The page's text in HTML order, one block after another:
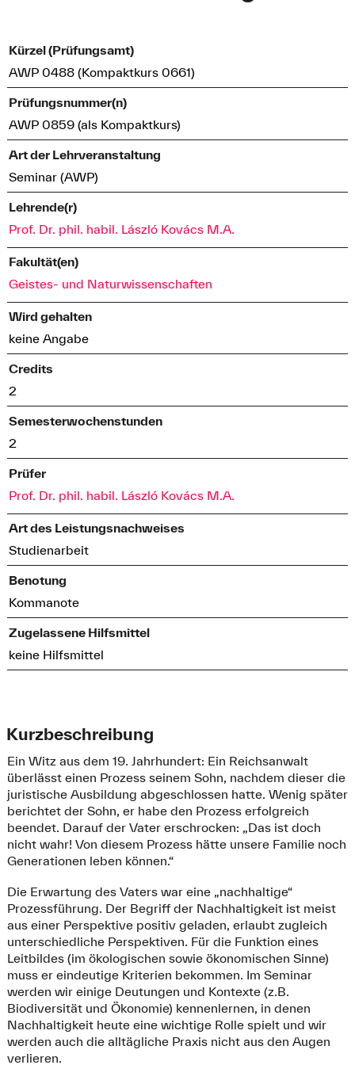
Kürzel (Prüfungsamt)
AWP 0488 (Kompaktkurs 0661)
Prüfungsnummer(n)
AWP 0859 (als Kompaktkurs)
Art der Lehrveranstaltung
Seminar (AWP)
Lehrende(r)
Prof. Dr. phil. habil. László Kovács M.A.
Fakultät(en)
Geistes- und Naturwissenschaften
Wird gehalten
keine Angabe
Credits
2
Semesterwochenstunden
2
Prüfer
Prof. Dr. phil. habil. László Kovács M.A.
Art des Leistungsnachweises
Studienarbeit
Benotung
Kommanote
Zugelassene Hilfsmittel
keine Hilfsmittel
Kurzbeschreibung
Ein Witz aus dem 19. Jahrhundert: Ein Reichsanwalt
überlässt einen Prozess seinem Sohn, nachdem dieser die
juristische Ausbildung abgeschlossen hatte. Wenig später
berichtet der Sohn, er habe den Prozess erfolgreich
beendet. Darauf der Vater erschrocken: „Das ist doch
nicht wahr! Von diesem Prozess hätte unsere Familie noch
Generationen leben können.“
Die Erwartung des Vaters war eine „nachhaltige“
Prozessführung. Der Begriff der Nachhaltigkeit ist meist
aus einer Perspektive positiv geladen, erlaubt zugleich
unterschiedliche Perspektiven. Für die Funktion eines
Leitbildes (im ökologischen sowie ökonomischen Sinne)
muss er eindeutige Kriterien bekommen. Im Seminar
werden wir einige Deutungen und Kontexte (z.B.
Biodiversität und Ökonomie) kennenlernen, in denen
Nachhaltigkeit heute eine wichtige Rolle spielt und wir
werden auch die alltägliche Praxis nicht aus den Augen
verlieren.